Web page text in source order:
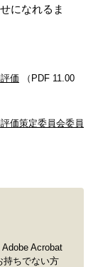
になれるま
価 （PDF 11.00
価策定委員会委員
Acrobat
持ちでない方